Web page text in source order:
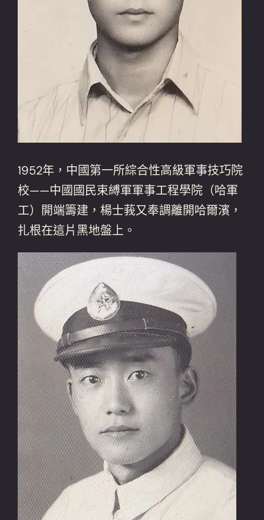
1952年，中國第一所綜合性高級軍事技巧院
校——中國國民束縛軍軍事工程學院（哈軍
工）開端籌建，楊士莪又奉調離開哈爾濱，
扎根在這片黑地盤上。